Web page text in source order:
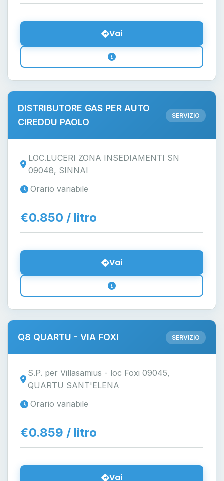
Vai
DISTRIBUTORE GAS PER AUTO
CIREDDU PAOLO
SERVIZIO
LOC.LUCERI ZONA INSEDIAMENTI SN
09048, SINNAI
Orario variabile
€0.850 / litro
Vai
Q8 QUARTU - VIA FOXI SERVIZIO
S.P. per Villasamius - loc Foxi 09045,
QUARTU SANT'ELENA
Orario variabile
€0.859 / litro
Vai